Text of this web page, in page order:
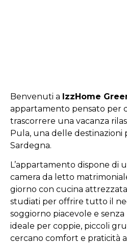
Benvenuti a IzzHome
appartamento pensato per
trascorrere una vacanza
Pula, una delle destinazioni
Sardegna.
L’appartamento dispone di
camera da letto
giorno con cucina
studiati per offrire tutto il
soggiorno piacevole e senza
ideale per coppie, piccoli
cercano comfort e praticità